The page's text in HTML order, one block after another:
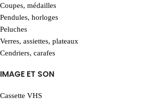
Coupes, médailles
Pendules, horloges
Peluches
Verres, assiettes, plateaux
Cendriers, carafes
IMAGE ET SON
Cassette VHS